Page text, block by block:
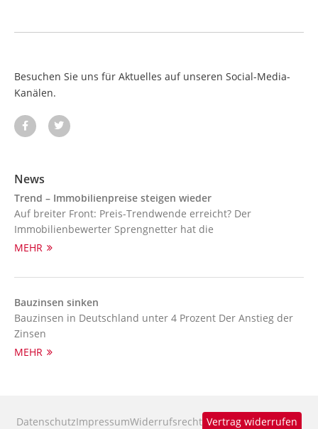
DatenschutzImpressumWiderrufsrecht Vertrag widerrufen
Besuchen Sie uns für Aktuelles auf unseren Social-Media-
Kanälen.
News
Trend – Immobilienpreise steigen wieder
Auf breiter Front: Preis-Trendwende erreicht? Der
Immobilienbewerter Sprengnetter hat die
MEHR
Bauzinsen sinken
Bauzinsen in Deutschland unter 4 Prozent Der Anstieg der
Zinsen
MEHR